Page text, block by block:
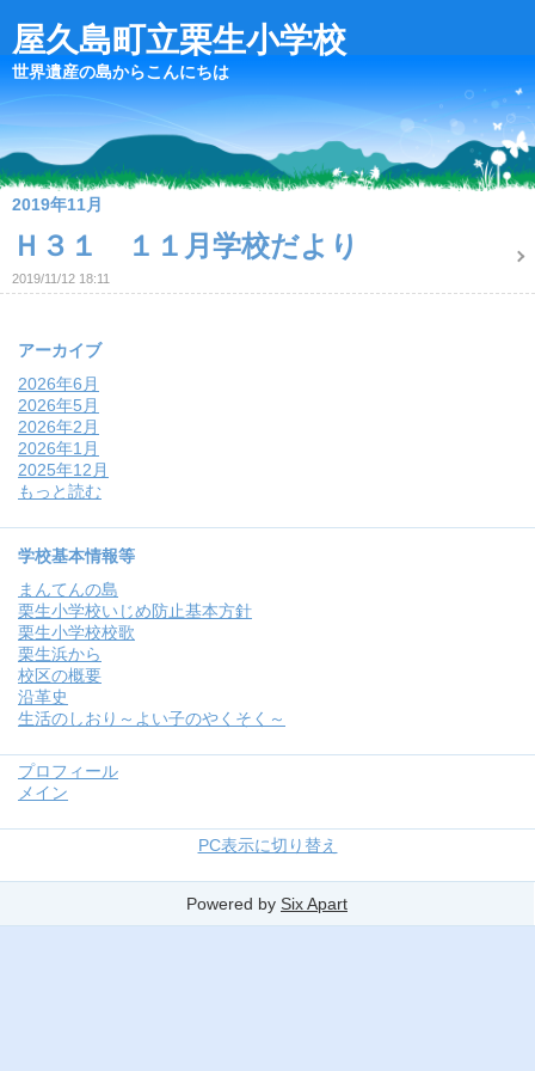
屋久島町立栗生小学校
世界遺産の島からこんにちは
2019年11月
Ｈ３１ １１月学校だより
2019/11/12 18:11
アーカイブ
2026年6月
2026年5月
2026年2月
2026年1月
2025年12月
もっと読む
学校基本情報等
まんてんの島
栗生小学校いじめ防止基本方針
栗生小学校校歌
栗生浜から
校区の概要
沿革史
生活のしおり～よい子のやくそく～
プロフィール
メイン
PC表示に切り替え
Powered by Six Apart